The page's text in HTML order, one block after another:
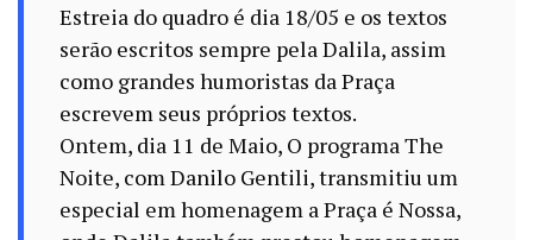
Estreia do quadro é dia 18/05 e os textos
serão escritos sempre pela Dalila, assim
como grandes humoristas da Praça
escrevem seus próprios textos.
Ontem, dia 11 de Maio, O programa The
Noite, com Danilo Gentili, transmitiu um
especial em homenagem a Praça é Nossa,